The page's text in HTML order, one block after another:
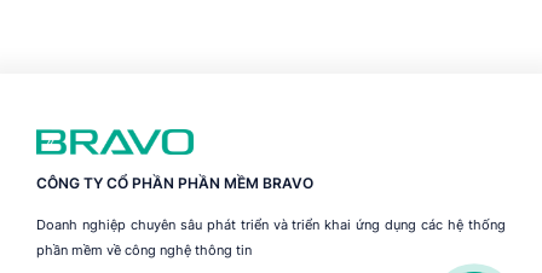
CÔNG TY CỔ PHẦN PHẦN MỀM BRAVO
Doanh nghiệp chuyên sâu phát triển và triển khai ứng dụng các hệ thống
phần mềm về công nghệ thông tin